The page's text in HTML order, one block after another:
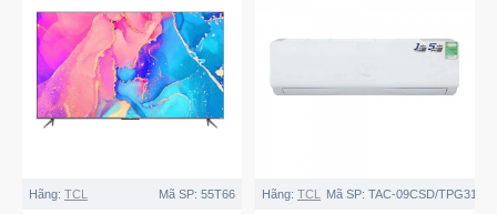
Hãng: TCL Mã SP: 55T66 Hãng: TCL Mã SP: TAC-09CSD/TPG31